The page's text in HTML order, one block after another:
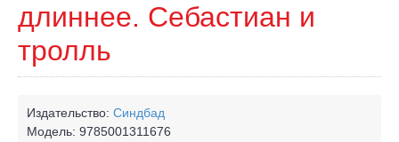
длиннее. Себастиан и
тролль
Издательство: Синдбад
Модель: 9785001311676